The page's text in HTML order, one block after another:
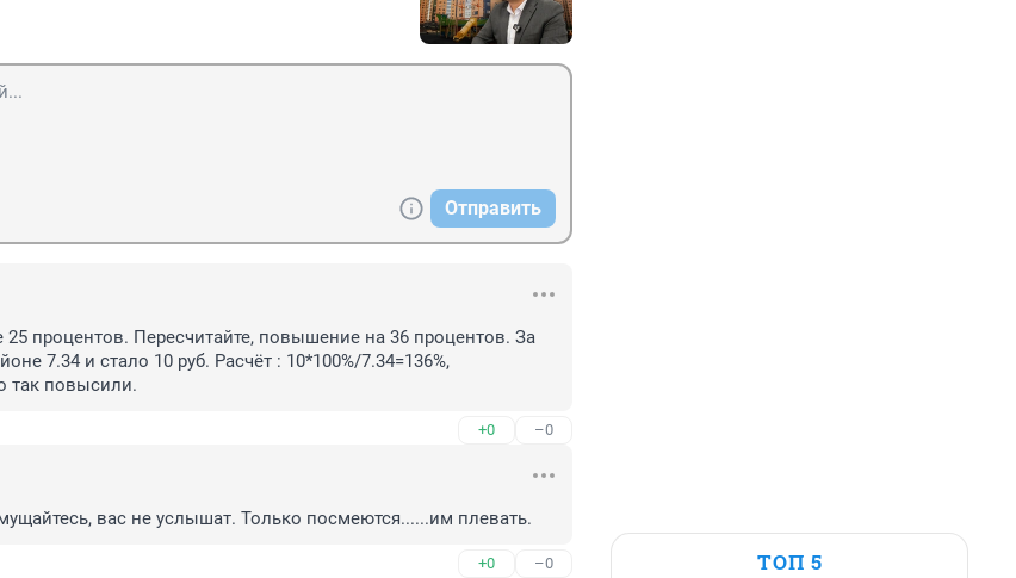
Отправить
процентов. Пересчитайте, повышение на 36 процентов. За
7.34 и стало 10 руб. Расчёт : 10*100%/7.34=136%,
так повысили.
+0 –0
вас не услышат. Только посмеются......им плевать.
+0 –0 ТОП 5